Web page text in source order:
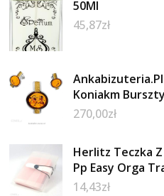
50Ml
45,87zł
Koniakm
270,00zł
Herlitz Teczka
Pp Easy Orga
14,43zł